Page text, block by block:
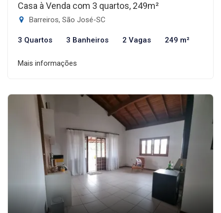
Casa à Venda com 3 quartos, 249m²
Barreiros, São José-SC
3 Quartos 3 Banheiros 2 Vagas 249 m²
Mais informações